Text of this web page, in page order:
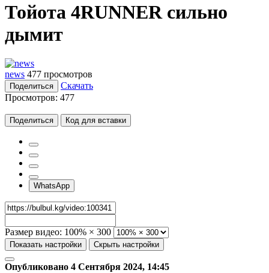
Тойота 4RUNNER сильно
дымит
news 477 просмотров
Поделиться
Скачать
Просмотров: 477
Поделиться Код для вставки
WhatsApp
Размер видео: 100% × 300
Показать настройки Скрыть настройки
Опубликовано 4 Сентября 2024, 14:45